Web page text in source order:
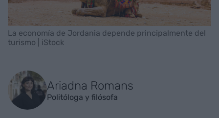
La economía de Jordania depende principalmente del
turismo | iStock
Ariadna Romans
Politóloga y filósofa